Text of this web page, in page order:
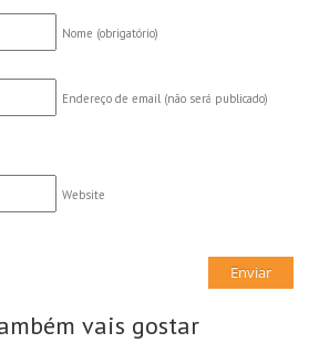
Nome (obrigatório)
Endereço de email (não será publicado)
Website
vais gostar